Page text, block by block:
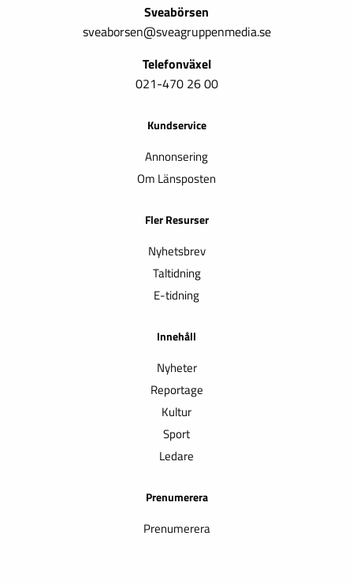
Sveabörsen
sveaborsen@sveagruppenmedia.se
Telefonväxel
021-470 26 00
Kundservice
Annonsering
Om Länsposten
Fler Resurser
Nyhetsbrev
Taltidning
E-tidning
Innehåll
Nyheter
Reportage
Kultur
Sport
Ledare
Prenumerera
Prenumerera